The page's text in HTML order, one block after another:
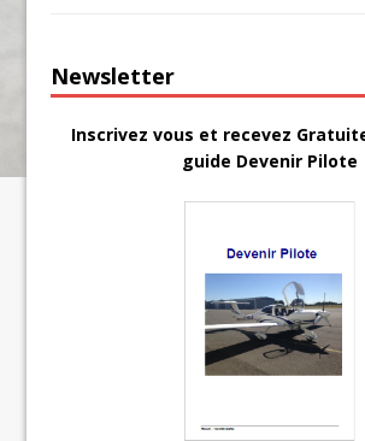
Newsletter
Inscrivez vous et recevez
guide Devenir Pilote